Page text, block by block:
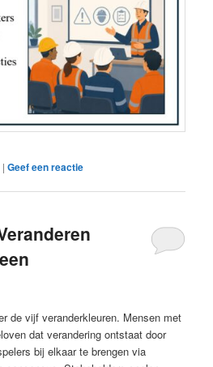
|Geef een reactie
de vijf veranderkleuren. Mensen met
dat verandering ontstaat door
bij elkaar te brengen via